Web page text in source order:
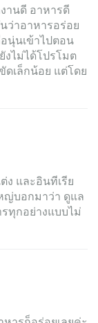
านดี อาหารดี
ว่าอาหารอร่อย
นุ่นเข้าไปตอน
งไม่ได้โปรโมต
ดเล็กน้อย แต่โดย
ง และอินทีเรีย
ญ่บอกมาว่า ดูแล
ทุกอย่างแบบไม่